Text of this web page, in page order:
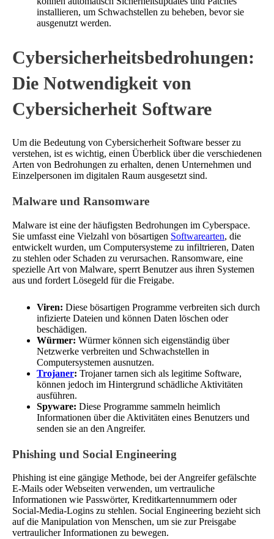
installieren, um Schwachstellen zu beheben, bevor sie
ausgenutzt werden.
Cybersicherheitsbedrohungen:
Die Notwendigkeit von
Cybersicherheit Software
Um die Bedeutung von Cybersicherheit Software besser zu
verstehen, ist es wichtig, einen Überblick über die verschiedenen
Arten von Bedrohungen zu erhalten, denen Unternehmen und
Einzelpersonen im digitalen Raum ausgesetzt sind.
Malware und Ransomware
Malware ist eine der häufigsten Bedrohungen im Cyberspace.
Sie umfasst eine Vielzahl von bösartigen Softwarearten, die
entwickelt wurden, um Computersysteme zu infiltrieren, Daten
zu stehlen oder Schaden zu verursachen. Ransomware, eine
spezielle Art von Malware, sperrt Benutzer aus ihren Systemen
aus und fordert Lösegeld für die Freigabe.
Viren: Diese bösartigen Programme verbreiten sich durch
infizierte Dateien und können Daten löschen oder
beschädigen.
Würmer: Würmer können sich eigenständig über
Netzwerke verbreiten und Schwachstellen in
Computersystemen ausnutzen.
Trojaner: Trojaner tarnen sich als legitime Software,
können jedoch im Hintergrund schädliche Aktivitäten
ausführen.
Spyware: Diese Programme sammeln heimlich
Informationen über die Aktivitäten eines Benutzers und
senden sie an den Angreifer.
Phishing und Social Engineering
Phishing ist eine gängige Methode, bei der Angreifer gefälschte
E-Mails oder Webseiten verwenden, um vertrauliche
Informationen wie Passwörter, Kreditkartennummern oder
Social-Media-Logins zu stehlen. Social Engineering bezieht sich
auf die Manipulation von Menschen, um sie zur Preisgabe
vertraulicher Informationen zu bewegen.